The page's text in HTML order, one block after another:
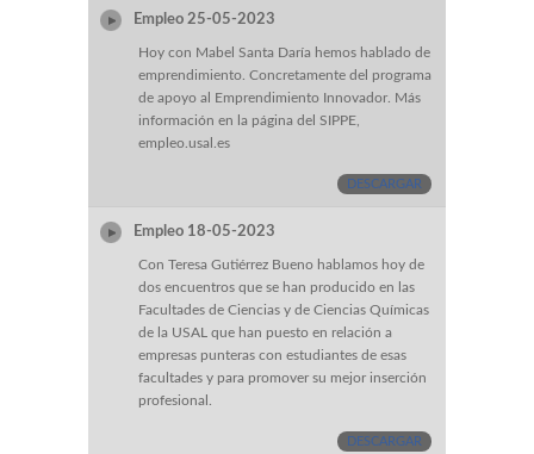
Empleo 25-05-2023
Hoy con Mabel Santa Daría hemos hablado de
emprendimiento. Concretamente del programa
de apoyo al Emprendimiento Innovador. Más
información en la página del SIPPE,
empleo.usal.es
DESCARGAR
Empleo 18-05-2023
Con Teresa Gutiérrez Bueno hablamos hoy de
dos encuentros que se han producido en las
Facultades de Ciencias y de Ciencias Químicas
de la USAL que han puesto en relación a
empresas punteras con estudiantes de esas
facultades y para promover su mejor inserción
profesional.
DESCARGAR